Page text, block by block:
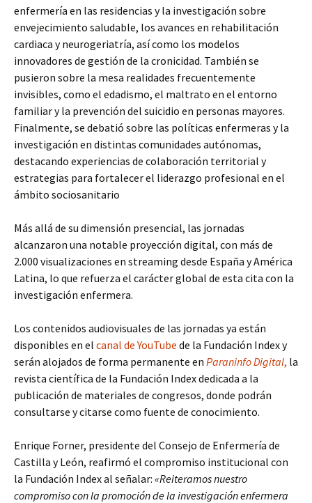
enfermería en las residencias y la investigación sobre
envejecimiento saludable, los avances en rehabilitación
cardiaca y neurogeriatría, así como los modelos
innovadores de gestión de la cronicidad. También se
pusieron sobre la mesa realidades frecuentemente
invisibles, como el edadismo, el maltrato en el entorno
familiar y la prevención del suicidio en personas mayores.
Finalmente, se debatió sobre las políticas enfermeras y la
investigación en distintas comunidades autónomas,
destacando experiencias de colaboración territorial y
estrategias para fortalecer el liderazgo profesional en el
ámbito sociosanitario
Más allá de su dimensión presencial, las jornadas
alcanzaron una notable proyección digital, con más de
2.000 visualizaciones en streaming desde España y América
Latina, lo que refuerza el carácter global de esta cita con la
investigación enfermera.
Los contenidos audiovisuales de las jornadas ya están
disponibles en el canal de YouTube de la Fundación Index y
serán alojados de forma permanente en Paraninfo Digital, la
revista científica de la Fundación Index dedicada a la
publicación de materiales de congresos, donde podrán
consultarse y citarse como fuente de conocimiento.
Enrique Forner, presidente del Consejo de Enfermería de
Castilla y León, reafirmó el compromiso institucional con
la Fundación Index al señalar: «Reiteramos nuestro
compromiso con la promoción de la investigación enfermera